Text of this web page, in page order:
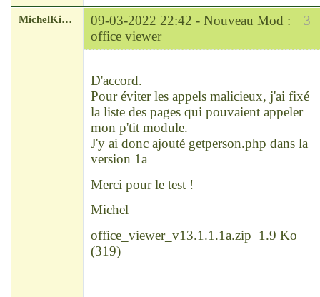
3
MichelKirsch 09-03-2022 22:42 - Nouveau Mod :
office viewer
D'accord.
Pour éviter les appels malicieux, j'ai fixé
la liste des pages qui pouvaient appeler
mon p'tit module.
J'y ai donc ajouté getperson.php dans la
version 1a
Merci pour le test !
Michel
office_viewer_v13.1.1.1a.zip 1.9 Ko
(319)